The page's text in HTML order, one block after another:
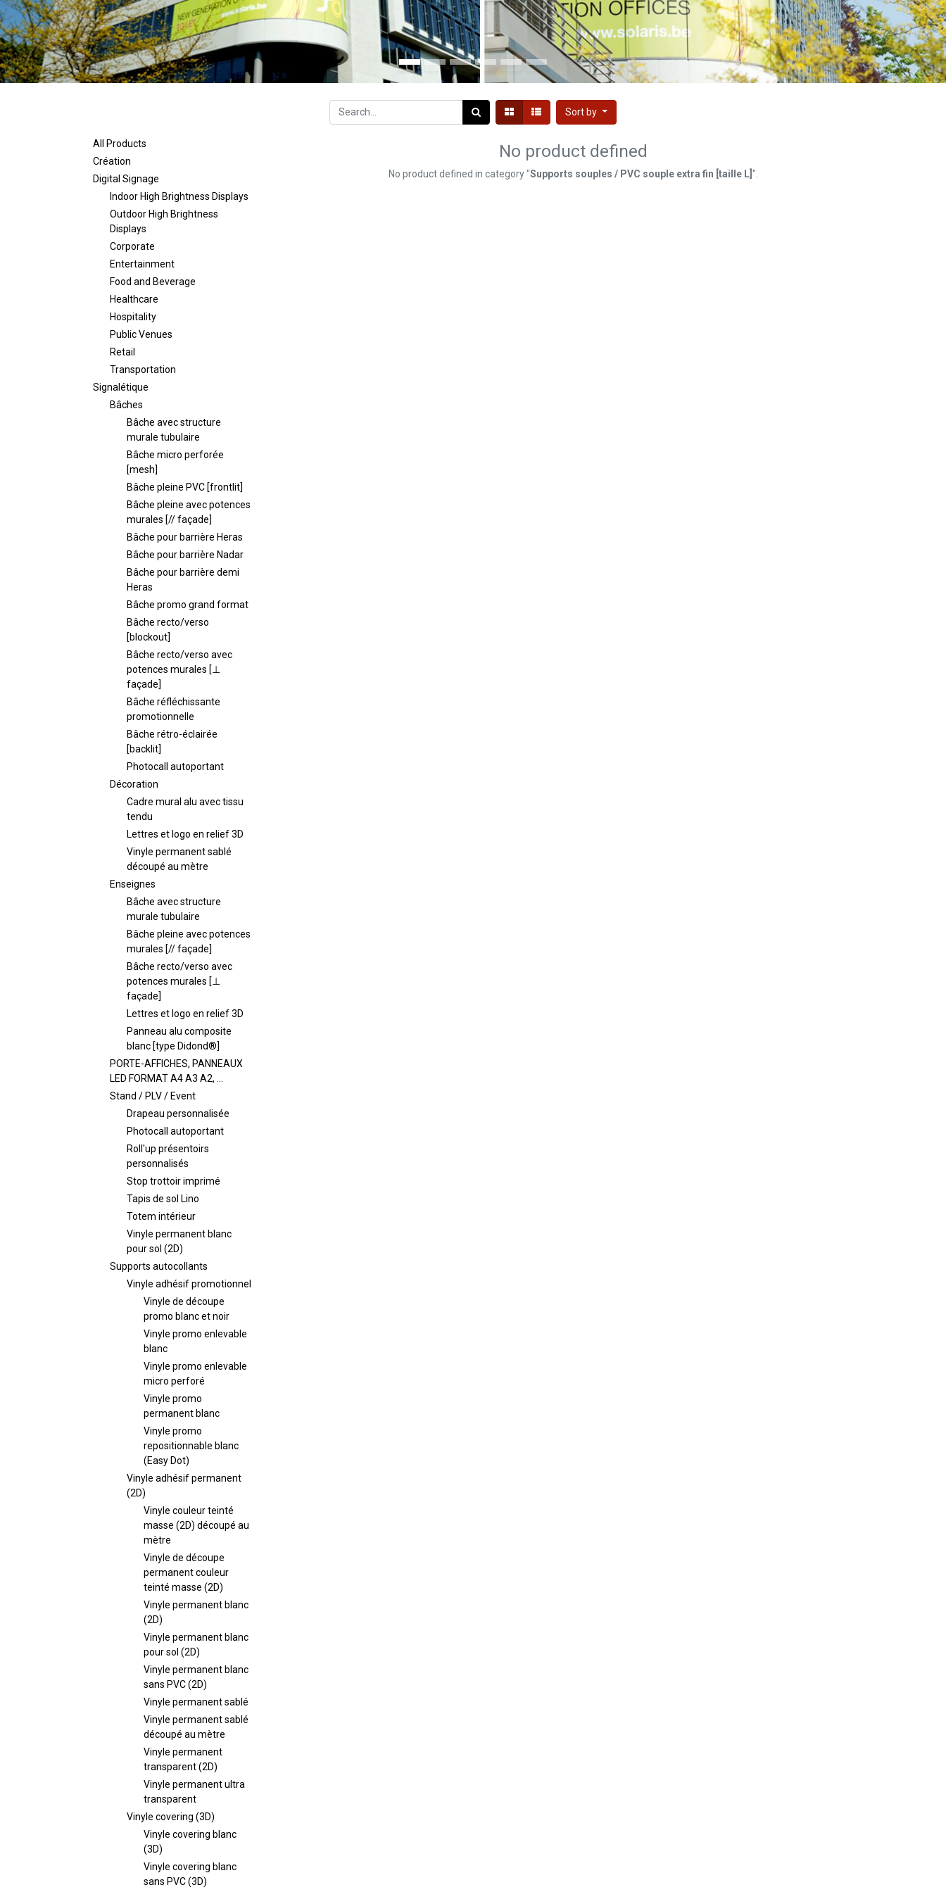
Sort by
All Products
Création
Digital Signage
Indoor High Brightness Displays
Outdoor High Brightness
Displays
Corporate
Entertainment
Food and Beverage
Healthcare
Hospitality
Public Venues
Retail
Transportation
Signalétique
Bâches
Bâche avec structure
murale tubulaire
Bâche micro perforée
[mesh]
Bâche pleine PVC [frontlit]
Bâche pleine avec potences
murales [// façade]
Bâche pour barrière Heras
Bâche pour barrière Nadar
Bâche pour barrière demi
Heras
Bâche promo grand format
Bâche recto/verso
[blockout]
Bâche recto/verso avec
potences murales [⊥
façade]
Bâche réfléchissante
promotionnelle
Bâche rétro-éclairée
[backlit]
Photocall autoportant
Décoration
Cadre mural alu avec tissu
tendu
Lettres et logo en relief 3D
Vinyle permanent sablé
découpé au mètre
Enseignes
Bâche avec structure
murale tubulaire
Bâche pleine avec potences
murales [// façade]
Bâche recto/verso avec
potences murales [⊥
façade]
Lettres et logo en relief 3D
Panneau alu composite
blanc [type Didond®]
PORTE-AFFICHES, PANNEAUX
LED FORMAT A4 A3 A2, ...
Stand / PLV / Event
Drapeau personnalisée
Photocall autoportant
Roll'up présentoirs
personnalisés
Stop trottoir imprimé
Tapis de sol Lino
Totem intérieur
Vinyle permanent blanc
pour sol (2D)
Supports autocollants
Vinyle adhésif promotionnel
Vinyle de découpe
promo blanc et noir
Vinyle promo enlevable
blanc
Vinyle promo enlevable
micro perforé
Vinyle promo
permanent blanc
Vinyle promo
repositionnable blanc
(Easy Dot)
Vinyle adhésif permanent
(2D)
Vinyle couleur teinté
masse (2D) découpé au
mètre
Vinyle de découpe
permanent couleur
teinté masse (2D)
Vinyle permanent blanc
(2D)
Vinyle permanent blanc
pour sol (2D)
Vinyle permanent blanc
sans PVC (2D)
Vinyle permanent sablé
Vinyle permanent sablé
découpé au mètre
Vinyle permanent
transparent (2D)
Vinyle permanent ultra
transparent
Vinyle covering (3D)
Vinyle covering blanc
(3D)
Vinyle covering blanc
sans PVC (3D)
No product defined
No product defined in category "Supports souples / PVC souple extra fin [taille L] ".